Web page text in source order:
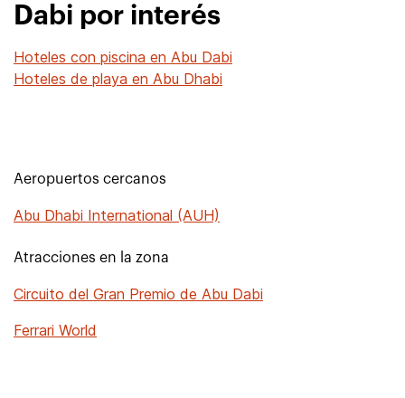
Dabi por interés
Hoteles con piscina en Abu Dabi
Hoteles de playa en Abu Dhabi
Aeropuertos cercanos
Abu Dhabi International (AUH)
Atracciones en la zona
Circuito del Gran Premio de Abu Dabi
Ferrari World